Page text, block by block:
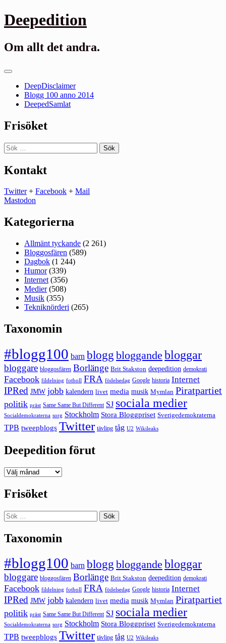
Gå
till
Deepedition
Om allt det andra.
Primär
DeepDisclaimer
Blogg 100 anno 2014
DeepedSamlat
Frisöket
Sök
efter:
Kontakt
Twitter+ Facebook + Mail
Mastodon
Kategorierna
Allmänt tyckande (2 261)
Bloggosfären (589)
Dagbok (1 244)
Humor(339)
Internet (356)
Medier(508)
Musik (355)
Tekniknörderi (265)
Taxonomin
#blogg100 barn blogg bloggande bloggar
bloggare bloggosfären Borlänge Brit Stakston deepedition demokrati
Facebook fildelning fotboll FRA födelsedag Google historia Internet
IPRed JMW jobb kalendern livet media musik Mymlan Piratpartiet
politik präst Same Same But Different SJ sociala medier
Socialdemokraterna sorg Stockholm Stora Bloggpriset Sverigedemokraterna
TPB tweepblogs Twitter tävling tåg U2 Wikileaks
Deepedition förut
Deepedition
Frisöket
Sök
efter:
Taxonomin
#blogg100 barn blogg bloggande bloggar
bloggare bloggosfären Borlänge Brit Stakston deepedition demokrati
Facebook fildelning fotboll FRA födelsedag Google historia Internet
IPRed JMW jobb kalendern livet media musik Mymlan Piratpartiet
politik präst Same Same But Different SJ sociala medier
Socialdemokraterna sorg Stockholm Stora Bloggpriset Sverigedemokraterna
TPB tweepblogs Twitter tävling tåg U2 Wikileaks